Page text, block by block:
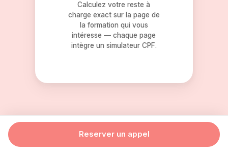
Reserver un appel
Calculez votre reste à
charge exact sur la page de
la formation qui vous
intéresse — chaque page
intègre un simulateur CPF.